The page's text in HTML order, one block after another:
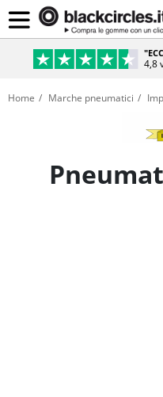
Sicurezza
Home Marche pneumatici